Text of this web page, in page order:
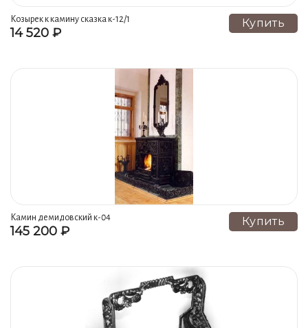
Козырек к камину сказка к-12/1
14 520 ₽
Купить
Камин демидовский к-04
145 200 ₽
Купить